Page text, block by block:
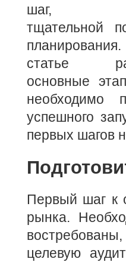
шаг,
тщательной
статье
основные
необходимо
успешного
первых шагов
Первый шаг к
рынка.
целевую